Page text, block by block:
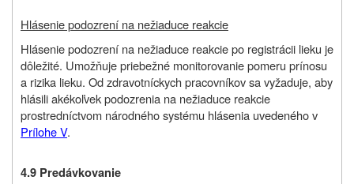
Hlásenie podozrení na nežiaduce reakcie
Hlásenie podozrení na nežiaduce reakcie po registrácii lieku je
dôležité. Umožňuje priebežné monitorovanie pomeru prínosu
a rizika lieku. Od zdravotníckych pracovníkov sa vyžaduje, aby
hlásili akékoľvek podozrenia na nežiaduce reakcie
prostredníctvom národného systému hlásenia uvedeného v
Prílohe V.
4.9 Predávkovanie